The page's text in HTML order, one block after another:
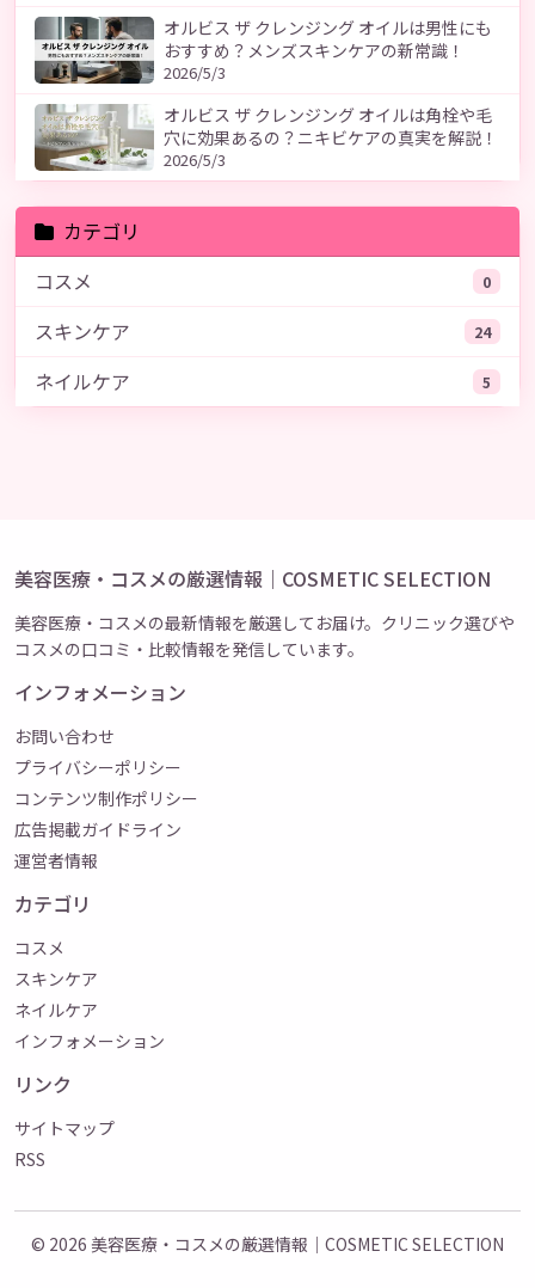
オルビス ザ クレンジング オイルは男性にも
おすすめ？メンズスキンケアの新常識！
2026/5/3
オルビス ザ クレンジング オイルは角栓や毛
穴に効果あるの？ニキビケアの真実を解説！
2026/5/3
カテゴリ
コスメ
0
スキンケア 24
ネイルケア 5
美容医療・コスメの厳選情報｜COSMETIC SELECTION
美容医療・コスメの最新情報を厳選してお届け。クリニック選びや
コスメの口コミ・比較情報を発信しています。
インフォメーション
お問い合わせ
プライバシーポリシー
コンテンツ制作ポリシー
広告掲載ガイドライン
運営者情報
カテゴリ
コスメ
スキンケア
ネイルケア
インフォメーション
リンク
サイトマップ
RSS
© 2026 美容医療・コスメの厳選情報｜COSMETIC SELECTION